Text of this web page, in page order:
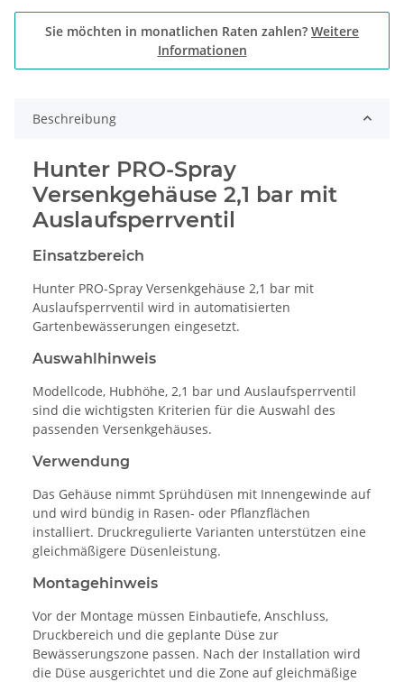
Sie möchten in monatlichen Raten zahlen? Weitere
Informationen
Beschreibung
Hunter PRO-Spray
Versenkgehäuse 2,1 bar mit
Auslaufsperrventil
Einsatzbereich
Hunter PRO-Spray Versenkgehäuse 2,1 bar mit
Auslaufsperrventil wird in automatisierten
Gartenbewässerungen eingesetzt.
Auswahlhinweis
Modellcode, Hubhöhe, 2,1 bar und Auslaufsperrventil
sind die wichtigsten Kriterien für die Auswahl des
passenden Versenkgehäuses.
Verwendung
Das Gehäuse nimmt Sprühdüsen mit Innengewinde auf
und wird bündig in Rasen- oder Pflanzflächen
installiert. Druckregulierte Varianten unterstützen eine
gleichmäßigere Düsenleistung.
Montagehinweis
Vor der Montage müssen Einbautiefe, Anschluss,
Druckbereich und die geplante Düse zur
Bewässerungszone passen. Nach der Installation wird
die Düse ausgerichtet und die Zone auf gleichmäßige